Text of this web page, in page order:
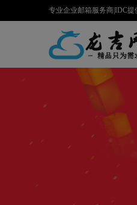
专业企业邮箱服务商|IDC提